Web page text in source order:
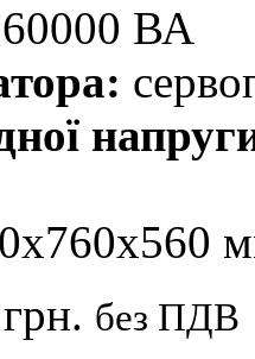
60000 ВА
без ПДВ